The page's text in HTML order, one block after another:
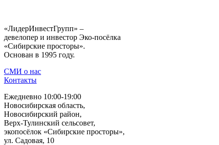
«ЛидерИнвестГрупп» –
девелопер и инвестор Эко-посёлка
«Сибирские просторы».
Основан в 1995 году.
СМИ о нас
Контакты
Ежедневно 10:00-19:00
Новосибирская область,
Новосибирский район,
Верх-Тулинский сельсовет,
экопосёлок «Сибирские просторы»,
ул. Садовая, 10